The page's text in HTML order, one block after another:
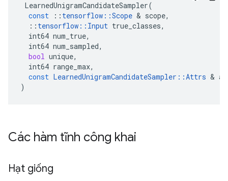
LearnedUnigramCandidateSampler(
const
:: tensorflow ::Scope & scope,
:: tensorflow :: Input true_classes,
int64 num_true,
int64 num_sampled,
bool unique,
int64 range_max,
const LearnedUnigramCandidateSampler ::Attrs &
)
Các hàm tĩnh công khai
Hạt giống